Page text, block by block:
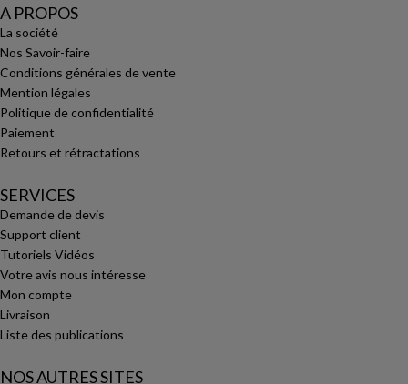
A PROPOS
La société
Nos Savoir-faire
Conditions générales de vente
Mention légales
Politique de confidentialité
Paiement
Retours et rétractations
SERVICES
Demande de devis
Support client
Tutoriels Vidéos
Votre avis nous intéresse
Mon compte
Livraison
Liste des publications
NOS AUTRES SITES